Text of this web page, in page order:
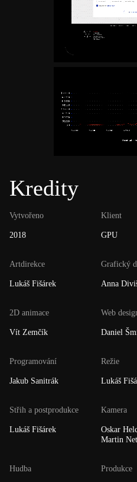
Kredity
Vytvořeno
2018
Klient
GPU
Artdirekce
Lukáš Fišárek
Grafický
Anna
2D animace
Vít Zemčík
Web
Daniel
Programování
Jakub Sanitrák
Režie
Lukáš
Střih a postprodukce
Lukáš Fišárek
Kamera
Oskar
Martin
Hudba Produkce